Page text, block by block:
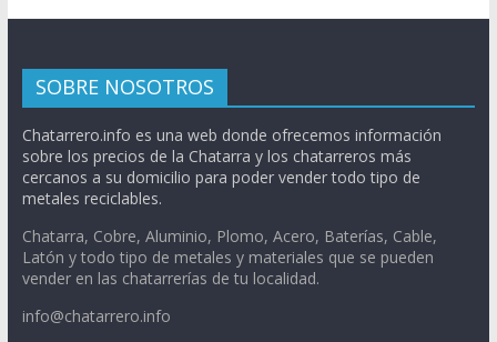
SOBRE NOSOTROS
Chatarrero.info es una web donde ofrecemos información
sobre los precios de la Chatarra y los chatarreros más
cercanos a su domicilio para poder vender todo tipo de
metales reciclables.
Chatarra, Cobre, Aluminio, Plomo, Acero, Baterías, Cable,
Latón y todo tipo de metales y materiales que se pueden
vender en las chatarrerías de tu localidad.
info@chatarrero.info